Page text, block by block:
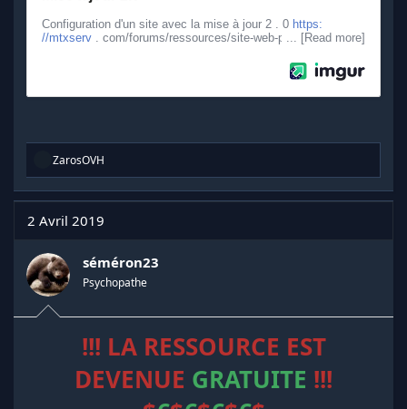
R
a
c
t
i
n
s
:
ZarosOVH
2 Avril 2019
séméron23
Psychopathe
!!! LA RESSOURCE EST
DEVENUE GRATUITE !!!